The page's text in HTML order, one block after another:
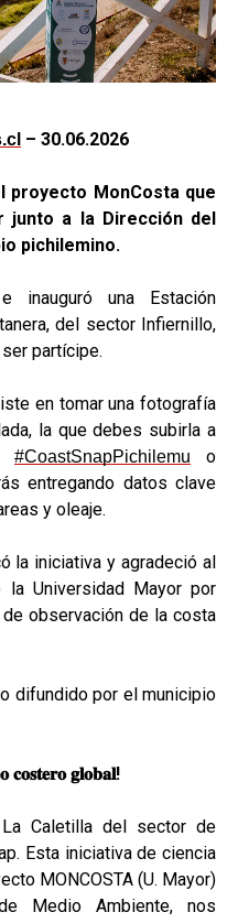
– 30.06.2026
proyecto MonCosta que
junto a la Dirección del
pichilemino.
inauguró una Estación
del sector Infiernillo,
partícipe.
en tomar una fotografía
la que debes subirla a
#CoastSnapPichilemu
o
entregando datos clave
y oleaje.
la iniciativa y agradeció al
Universidad Mayor por
observación de la costa
difundido por el municipio
𝐜𝐨𝐬𝐭𝐞𝐫𝐨 𝐠𝐥𝐨𝐛𝐚𝐥!
Caletilla del sector de
Esta iniciativa de ciencia
MONCOSTA (U. Mayor)
Medio Ambiente, nos